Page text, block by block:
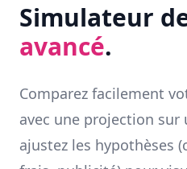
Simulateur
avancé.
Comparez facilement
avec une projection sur
ajustez les hypothèses